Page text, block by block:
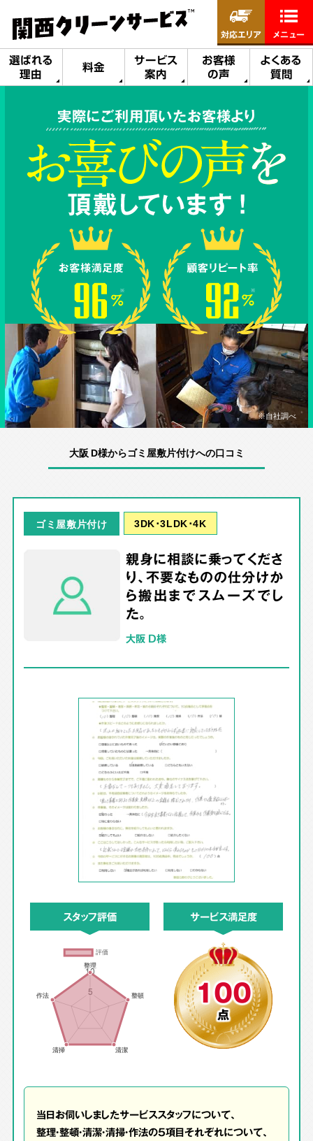
選ばれる
理由
料金
サービス
案内
お客様
の声
よくある
質問
対応エリア メニュー
実際にご利用頂いたお客様より
※自社調べ
大阪 D様からゴミ屋敷片付けへの口コミ
ゴミ屋敷片付け 3DK･3LDK･4K
親身に相談に乗ってくださ
り、不要なものの仕分けか
ら搬出までスムーズでし
た。
大阪 D様
スタッフ評価 サービス満足度
100
点
当日お伺いしましたサービススタッフについて、
整理・整頓・清潔・清掃・作法の5項目それぞれについて、